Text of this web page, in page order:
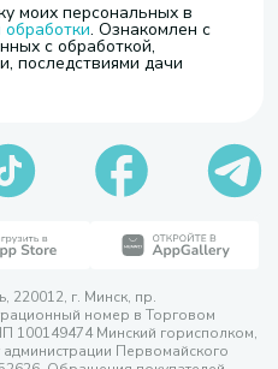
моих персональных в
. Ознакомлен с
с обработкой,
последствиями дачи
220012, г. Минск, пр.
номер в Торговом
100149474 Минский горисполком,
администрации Первомайского